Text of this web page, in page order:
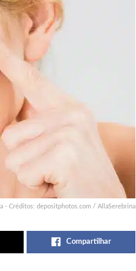
- Créditos: depositphotos.com / AllaSerebrina
Compartilhar